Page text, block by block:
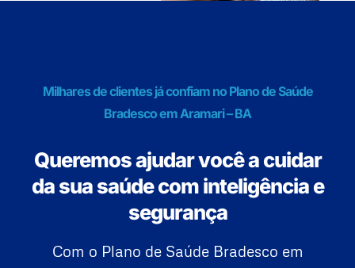
Milhares de clientes já confiam no Plano de Saúde
Bradesco em Aramari – BA
Queremos ajudar você a cuidar
da sua saúde com inteligência e
segurança
Com o Plano de Saúde Bradesco em